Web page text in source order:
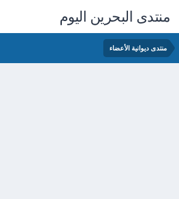
منتدى البحرين اليوم
منتدى ديوانية الأعضاء